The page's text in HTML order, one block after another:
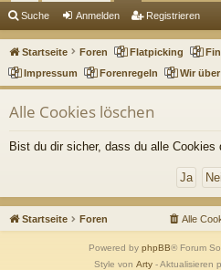
ch
ne
llz
en
Suche Anmelden Registrieren
Startseite Foren Flatpicking
Impressum
Forenregeln Wir
Alle Cookies löschen
Bist du dir sicher, dass du alle
Startseite Foren Alle
Powered by phpBB® Forum
Style von Arty- Aktualisieren